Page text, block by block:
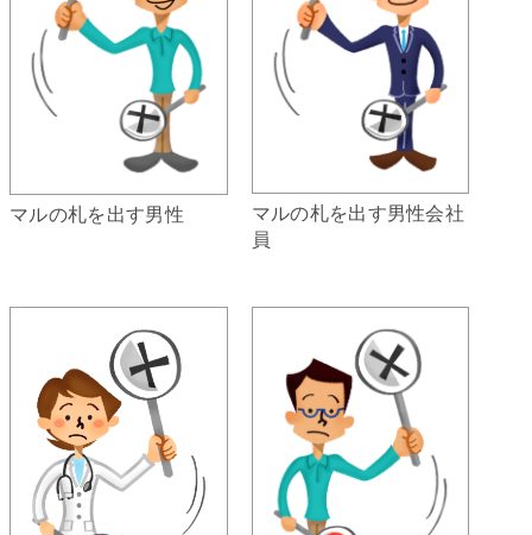
マルの札を出す男性
マルの札を出す男性会社
員